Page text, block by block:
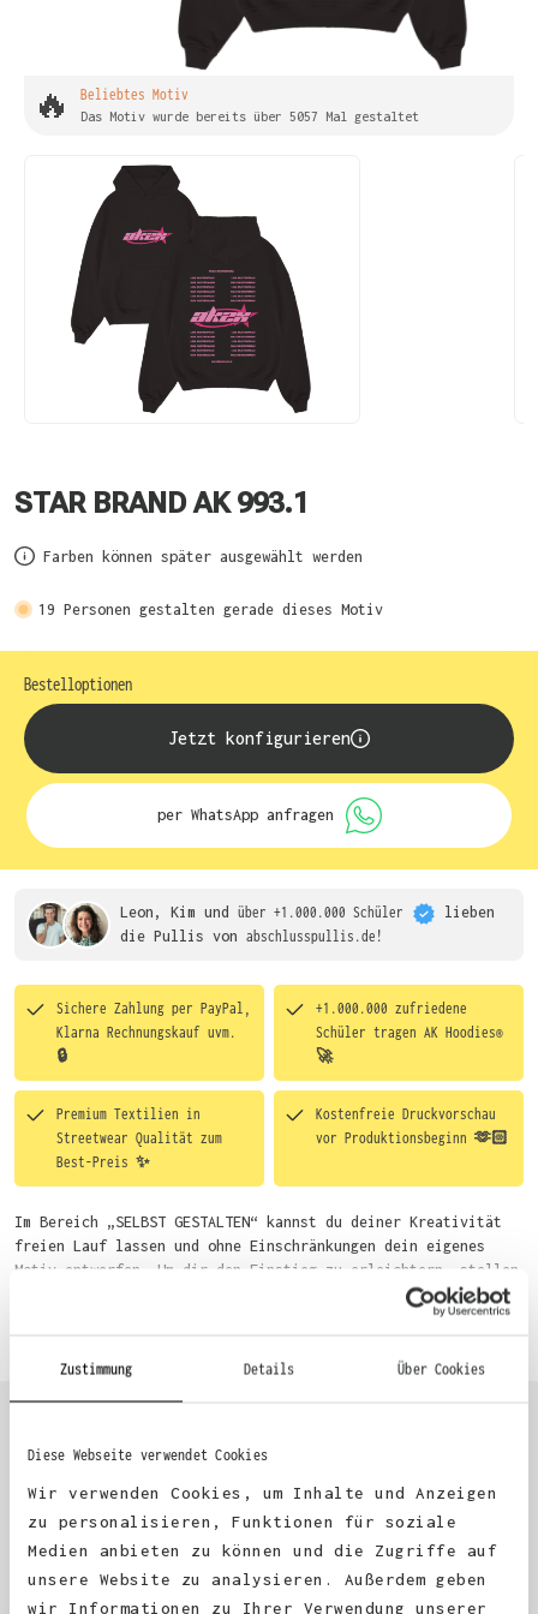
Zustimmung Details Über Cookies
Diese Webseite verwendet Cookies
Wir verwenden Cookies, um Inhalte und Anzeigen
zu personalisieren, Funktionen für soziale
Medien anbieten zu können und die Zugriffe auf
unsere Website zu analysieren. Außerdem geben
wir Informationen zu Ihrer Verwendung unserer
🔥 Beliebtes Motiv
Das Motiv wurde bereits über 5057 Mal gestaltet
STAR BRAND AK 993.1
Farben können später ausgewählt werden
19 Personen gestalten gerade dieses Motiv
Bestelloptionen
Jetzt konfigurieren
per WhatsApp anfragen
Leon, Kim und über +1.000.000 Schüler
lieben
die Pullis von abschlusspullis.de!
Sichere Zahlung per PayPal,
Klarna Rechnungskauf uvm.
🔒
+1.000.000 zufriedene
Schüler tragen AK Hoodies®
🚀
Premium Textilien in
Streetwear Qualität zum
Best-Preis ✨
Kostenfreie Druckvorschau
vor Produktionsbeginn 🫶🏻
Im Bereich „SELBST GESTALTEN“ kannst du deiner Kreativität
freien Lauf lassen und ohne Einschränkungen dein eigenes
Motiv entwerfen. Um dir den Einstieg zu erleichtern, stellen
wir eine von unseren Designern vorgefertigte Vorlage bereit.
Wähle einfach deine Wunsch-Produkte auf dieser Seite aus und
du auch bequem über das Bestellformular, per E-Mail oder
KUNDEN FEEDBACK 🫶
Excellent